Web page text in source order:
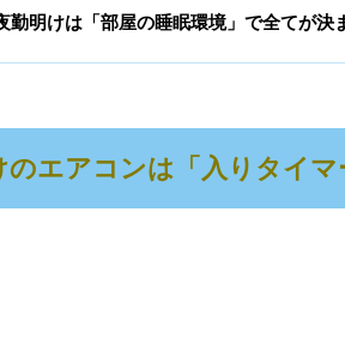
勤明けは「部屋の睡眠環境」で全てが決
エアコンは「入りタイマ